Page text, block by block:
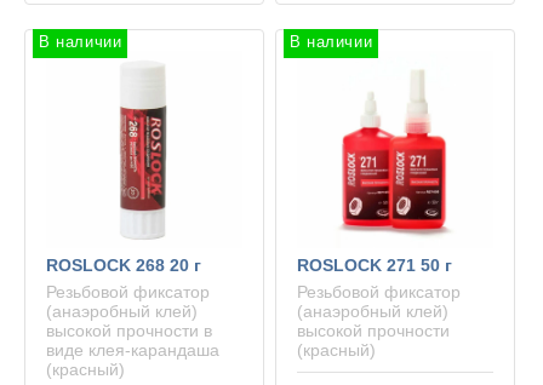
В наличии
ROSLOCK 268 20 г
Резьбовой фиксатор
(анаэробный клей)
высокой прочности в
виде клея-карандаша
(красный)
В наличии
ROSLOCK 271 50 г
Резьбовой фиксатор
(анаэробный клей)
высокой прочности
(красный)